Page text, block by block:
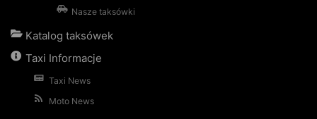
Nasze taksówki
Katalog taksówek
Taxi Informacje
Taxi News
Moto News